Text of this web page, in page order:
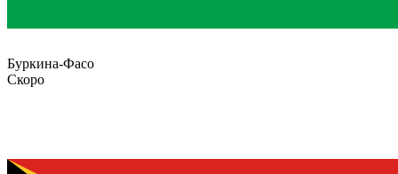
Буркина-Фасо
Скоро